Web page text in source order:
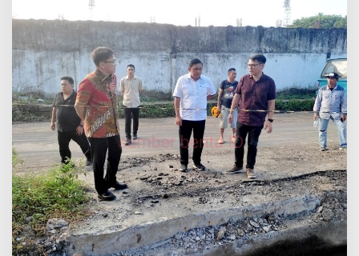
a
i
n
a
s
e
S
t
a
d
i
o
n
K
l
a